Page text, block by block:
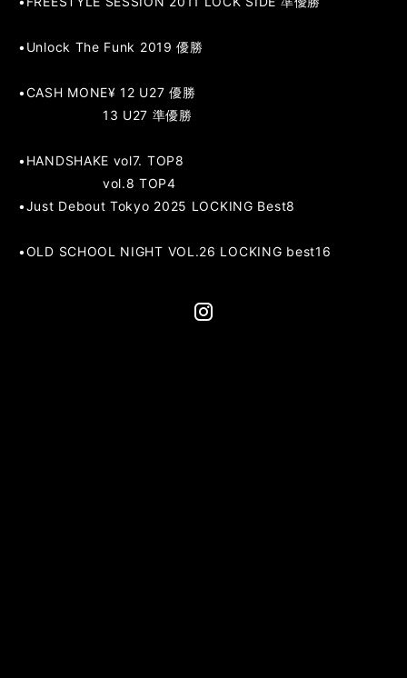
•Unlock The Funk 2019 優勝
•CASH MONE¥ 12 U27 優勝
13 U27 準優勝
•HANDSHAKE vol7. TOP8
vol.8 TOP4
•Just Debout Tokyo 2025 LOCKING Best8
•OLD SCHOOL NIGHT VOL.26 LOCKING best16